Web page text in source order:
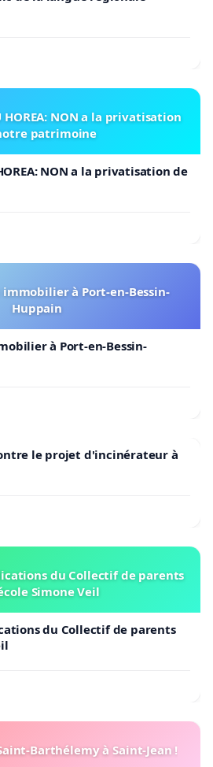
HOREA: NON a la privatisation
patrimoine
NON a la privatisation de
à Port-en-Bessin-
Huppain
à Port-en-Bessin-
le projet d'incinérateur à
du Collectif de parents
Simone Veil
du Collectif de parents
Barthélemy à Saint-Jean !